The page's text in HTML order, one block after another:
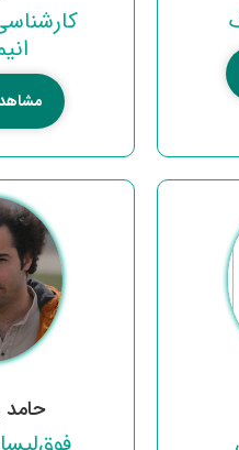
حامد